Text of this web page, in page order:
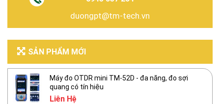
duongpt@tm-tech.vn
SẢN PHẨM MỚI
Máy đo OTDR mini TM-52D - đa năng, đo sợi
quang có tín hiệu
Liên Hệ